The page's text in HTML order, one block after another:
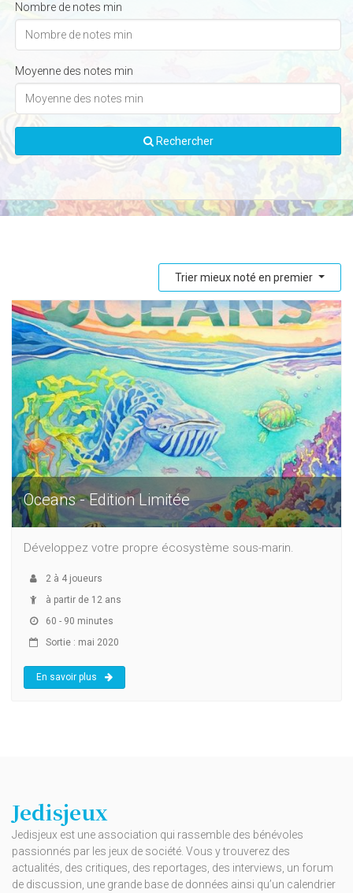
Nombre de notes min
Moyenne des notes min
Rechercher
Trier mieux noté en premier
Oceans - Edition Limitée
Développez votre propre écosystème sous-marin.
2 à 4 joueurs
à partir de 12 ans
60 - 90 minutes
Sortie : mai 2020
En savoir plus
Jedisjeux
Jedisjeux est une association qui rassemble des bénévoles
passionnés par les jeux de société. Vous y trouverez des
actualités, des critiques, des reportages, des interviews, un forum
de discussion, une grande base de données ainsi qu’un calendrier